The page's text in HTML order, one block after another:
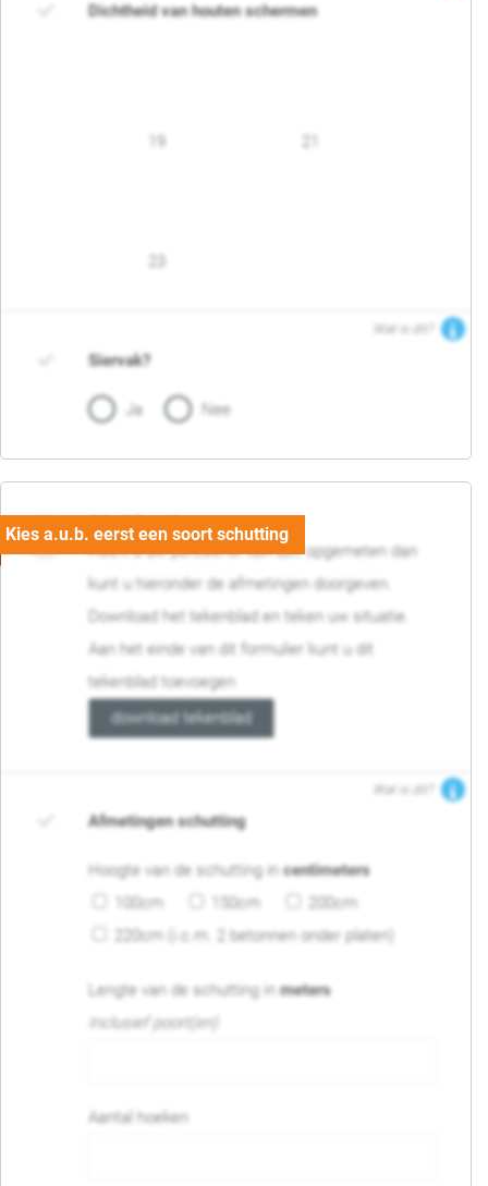
Dichtheid van houten schermen
19
Wat is dit?
Siervak?
Ja Nee
04. Afmetingen
Heeft u uw perceel of tuin zelf opgemeten dan
kunt u hieronder de afmetingen doorgeven.
Download het tekenblad en teken uw situatie.
Aan het einde van dit formulier kunt u dit
tekenblad toevoegen
download tekenblad
Wat is dit?
Afmetingen schutting
Hoogte van de schutting incentimeters
100cm
150cm
200cm
220cm (i.c.m. 2 betonnen onder platen)
Lengte van de schutting inmeters
Inclusief poort(en)
Aantal hoeken